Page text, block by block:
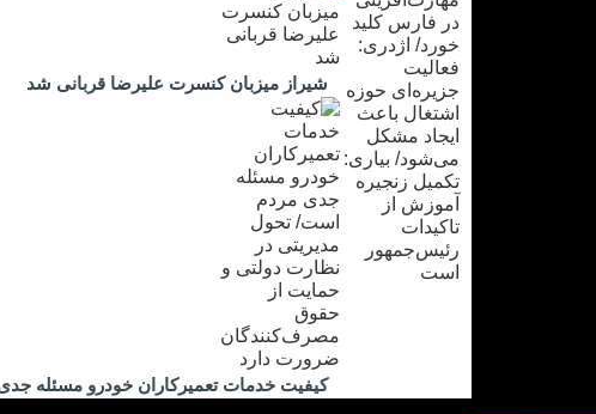
شیراز میزبان کنسرت علیرضا قربانی شد
کیفیت خدمات تعمیرکاران خودرو مسئله